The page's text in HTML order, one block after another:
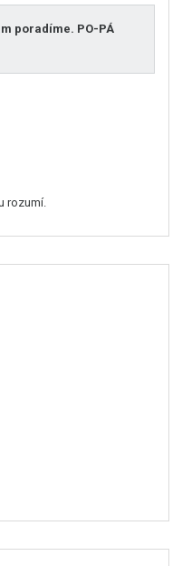
poradíme. PO-PÁ
rozumí.